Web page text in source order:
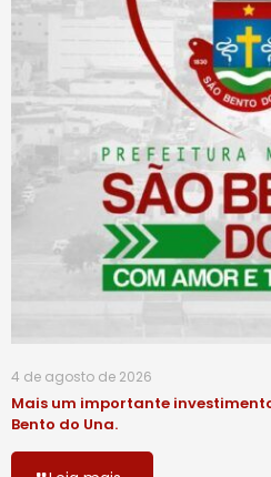
4 de agosto de 2026
Mais um importante
Bento do Una.